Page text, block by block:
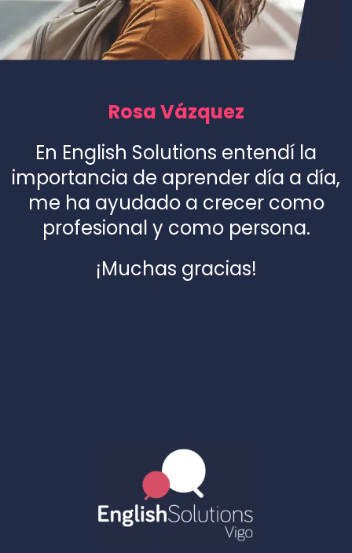
Rosa Vázquez
En English Solutions entendí la
importancia de aprender día a día,
me ha ayudado a crecer como
profesional y como persona.
¡Muchas gracias!